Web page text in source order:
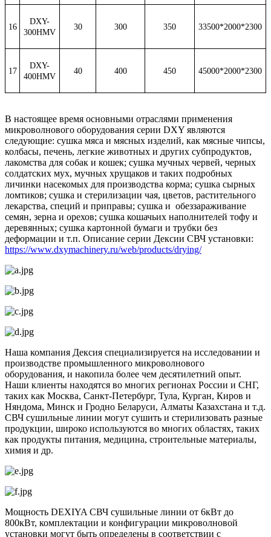
16
DXY-
300HMV
30 300 350 33500*2000*2300
17
DXY-
400HMV
40 400 450 45000*2000*2300
В настоящее время основными отраслями применения
микроволнового оборудования серии DXY являются
следующие: сушка мяса и мясных изделий, как мясные чипсы,
колбасы, печень, легкие животных и других субпродуктов,
лакомства для собак и кошек; сушка мучных червей, черных
солдатских мух, мучных хрущаков и таких подробных
личинки насекомых для производства корма; сушка сырных
ломтиков; сушка и стерилизации чая, цветов, растительного
лекарства, специй и приправы; сушка и обеззараживание
семян, зерна и орехов; сушка кошачьих наполнителей тофу и
деревянных; сушка картонной бумаги и трубки без
деформации и т.п. Описание серии Дексии СВЧ установки:
https://www.dxymachinery.ru/web/products/drying/
Наша компания Дексия специализируется на исследовании и
производстве промышленного микроволнового
оборудования, и накопила более чем десятилетний опыт.
Наши клиенты находятся во многих регионах России и СНГ,
таких как Москва, Санкт-Петербург, Тула, Курган, Киров и
Няндома, Минск и Гродно Беларуси, Алматы Казахстана и т.д.
СВЧ сушильные линии могут сушить и стерилизовать разные
продукции, широко используются во многих областях, таких
как продукты питания, медицина, строительные материалы,
химия и др.
Мощность DEXIYA СВЧ сушильные линии от 6кВт до
800кВт, комплектации и конфигурации микроволновой
установки могут быть определены в соответствии с